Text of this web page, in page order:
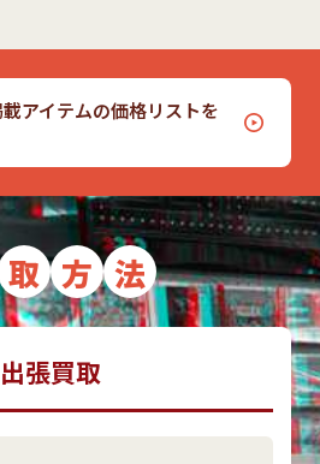
アイテムの価格リストを
取 方 法
出張買取